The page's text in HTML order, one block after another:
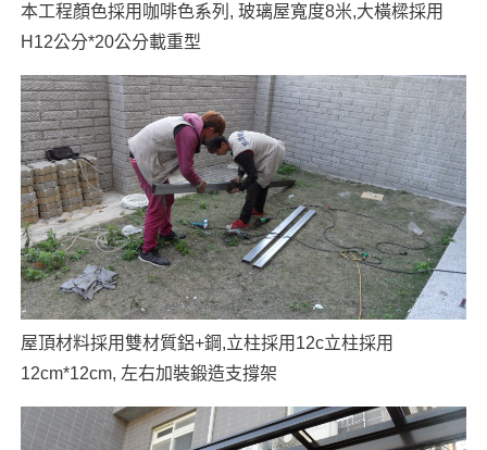
本工程顏色採用咖啡色系列, 玻璃屋寬度8米,大橫樑採用
H12公分*20公分載重型
屋頂材料採用雙材質鋁+鋼,立柱採用12c立柱採用
12cm*12cm, 左右加裝鍛造支撐架